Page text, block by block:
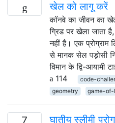
खेल को लागू करें
कॉनवे का जीवन का
ग्रिड पर खेला जाता
नहीं है। एक
से मानक सेल पड़ोसी
विमान के द्वि-आयामी
114
code-
geometry
game-
7
घातीय स्लीमी